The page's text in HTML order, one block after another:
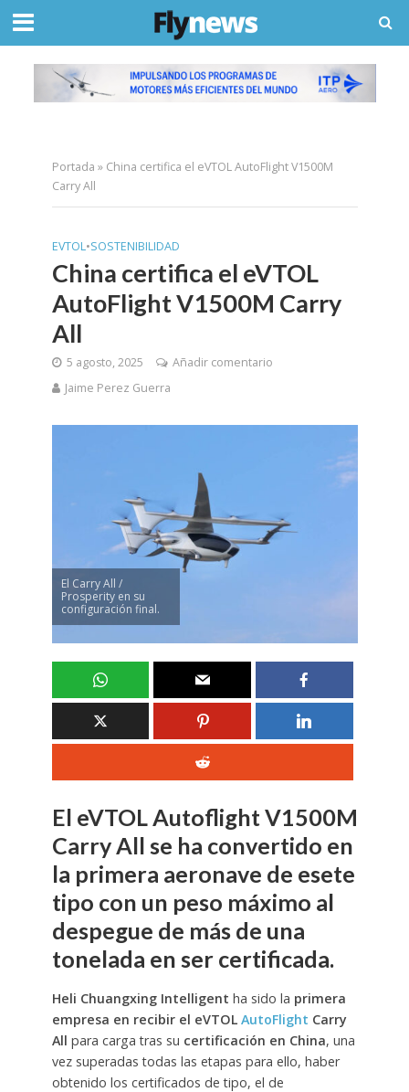
Portada » China certifica el eVTOL AutoFlight V1500M
Carry All
EVTOL•SOSTENIBILIDAD
China certifica el eVTOL
AutoFlight V1500M Carry
All
5 agosto, 2025
Añadir comentario
Jaime Perez Guerra
El Carry All /
Prosperity en su
configuración final.
El eVTOL Autoflight V1500M
Carry All se ha convertido en
la primera aeronave de esete
tipo con un peso máximo al
despegue de más de una
tonelada en ser certificada.
Heli Chuangxing Intelligent ha sido la primera
empresa en recibir el eVTOL AutoFlight Carry
All para carga tras su certificación en China, una
vez superadas todas las etapas para ello, haber
obtenido los certificados de tipo, el de